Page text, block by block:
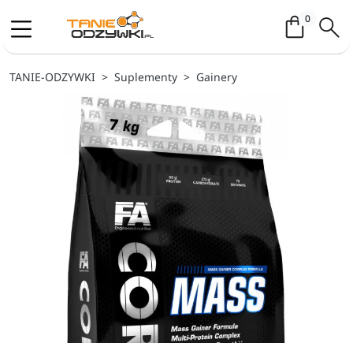
0Koszyk /
TANIE-ODZYWKI Suplementy Gainery